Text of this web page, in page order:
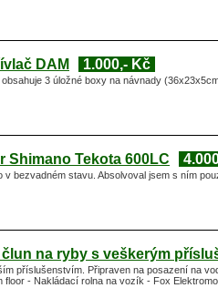
DAM 1.000,- Kč
3 úložné boxy na návnady
Shimano Tekota 600LC
v bezvadném stavu. Absolvoval jsem s ním
člun na ryby s veškerým
příslušenstvím. Připraven na posazení na
floor - Nakládací rolna na vozík - Fox